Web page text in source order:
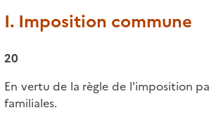
I. Imposition commune
20
En vertu de la règle de l'imposition
familiales.